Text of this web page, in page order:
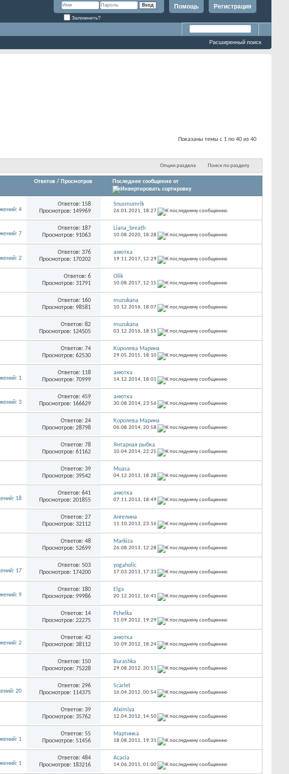
Регистрация
Помощь
Запомнить?
Расширенный поиск
Показаны темы с 1 по 40 из 40
Опции раздела Поиск по разделу
Ответов / Просмотров Последнее сообщение от
Ответов: 158
Просмотров: 149969
Snusmumrik
26.01.2021, 18:27
Ответов: 187
Просмотров: 91063
Liana_breath
10.08.2020, 18:28
Ответов: 376
Просмотров: 170202
анютка
19.11.2017, 12:29
Ответов: 6
Просмотров: 31791
Olik
10.08.2017, 12:15
Ответов: 160
Просмотров: 98581
muzukana
10.12.2016, 18:07
Ответов: 82
Просмотров: 124505
muzukana
03.12.2016, 18:55
Ответов: 74
Просмотров: 62530
Королева Марина
29.05.2015, 18:10
Ответов: 118
Просмотров: 70999
анютка
14.12.2014, 18:01
Ответов: 459
Просмотров: 166629
анютка
30.08.2014, 23:56
Ответов: 24
Просмотров: 28798
Королева Марина
06.08.2014, 20:58
Ответов: 78
Просмотров: 61162
Янтарная рыбка
10.04.2014, 22:25
Ответов: 39
Просмотров: 39542
Muasa
04.12.2013, 18:28
Ответов: 641
Просмотров: 201855
анютка
07.11.2013, 18:49
Ответов: 27
Просмотров: 32112
Ангелина
11.10.2013, 23:16
Ответов: 48
Просмотров: 52699
Markiza
26.08.2013, 12:28
Ответов: 503
Просмотров: 174200
yogaholic
17.03.2013, 17:33
Ответов: 180
Просмотров: 99986
Elga
20.12.2012, 16:41
Ответов: 14
Просмотров: 22275
Pchelka
11.09.2012, 19:29
Ответов: 42
Просмотров: 38112
анютка
10.09.2012, 18:24
Ответов: 150
Просмотров: 75228
Burashka
29.08.2012, 20:51
Ответов: 296
Просмотров: 114375
Scarlet
16.04.2012, 00:54
Ответов: 39
Просмотров: 35762
Alximiya
12.04.2012, 14:50
Ответов: 55
Просмотров: 51456
Мартинка
18.08.2011, 19:31
Ответов: 484
Просмотров: 183216
Acacia
14.06.2011, 01:00